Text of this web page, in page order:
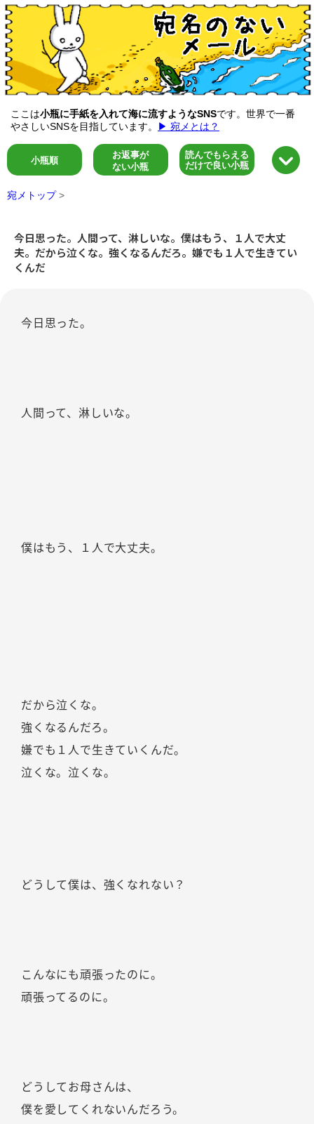
ここは小瓶に手紙を入れて海に流すようなSNSです。世界で一番
やさしいSNSを目指しています。
▶ 宛メとは？
小瓶順
お返事が
ない小瓶
読んでもらえる
だけで良い小瓶
宛メトップ >
今日思った。人間って、淋しいな。僕はもう、１人で大丈
夫。だから泣くな。強くなるんだろ。嫌でも１人で生きてい
くんだ
今日思った。
人間って、淋しいな。
僕はもう、１人で大丈夫。
だから泣くな。
強くなるんだろ。
嫌でも１人で生きていくんだ。
泣くな。泣くな。
どうして僕は、強くなれない？
こんなにも頑張ったのに。
頑張ってるのに。
どうしてお母さんは、
僕を愛してくれないんだろう。